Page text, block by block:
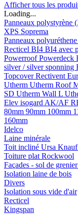
Afficher tous les
Loading...
Panneaux polystyrène
XPS Soprema
Panneaux
Recticel BI4 BI4 avec
PowerroofPowerdeck
silver / silver sponning
TopcoverRectivent
Utherm Utherm Roof
SD Utherm Wall L
Elev isogard AK/AF
80mm 90mm 100mm
160mm
Idelco
Laine minérale
Toit incliné Ursa Knauf
Toiture plat Rockwool
Façades - sol de
Isolation laine de bois
Divers
Isolation sous vide d'air
Recticel
Kingspan